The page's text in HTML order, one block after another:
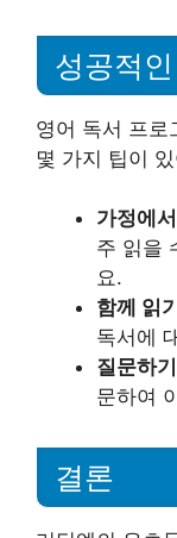
성공적
영어 독서 프로
몇 가지 팁이
가정에
주 읽을
요.
함께 읽기
독서에
질문하기
문하여
결론